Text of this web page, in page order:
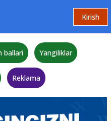
Kirish
ballari Yangiliklar
Reklama